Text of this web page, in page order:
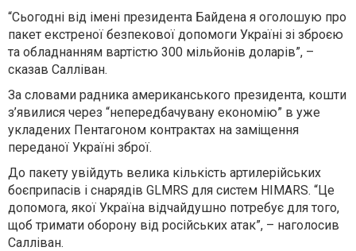
“Сьогодні від імені президента Байдена я оголошую про
пакет екстреної безпекової допомоги Україні зі зброєю
та обладнанням вартістю 300 мільйонів доларів”, –
сказав Салліван.
За словами радника американського президента, кошти
з’явилися через “непередбачувану економію” в уже
укладених Пентагоном контрактах на заміщення
переданої Україні зброї.
До пакету увійдуть велика кількість артилерійських
боєприпасів і снарядів GLMRS для систем HIMARS. “Це
допомога, якої Україна відчайдушно потребує для того,
щоб тримати оборону від російських атак”, – наголосив
Салліван.